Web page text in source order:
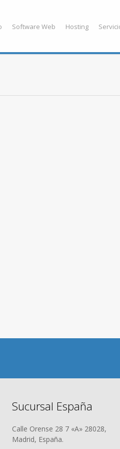
Software Web Hosting
Sucursal España
Calle Orense 28 7 «A» 28028,
Madrid, España.